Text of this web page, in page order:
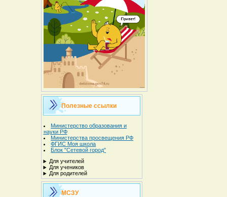
Полезные ссылки
Министерство образования и
науки РФ
Министерства просвещения РФ
ФГИС Моя школа
Блок "Сетевой город"
Для учителей
Для учеников
Для родителей
МСЗУ